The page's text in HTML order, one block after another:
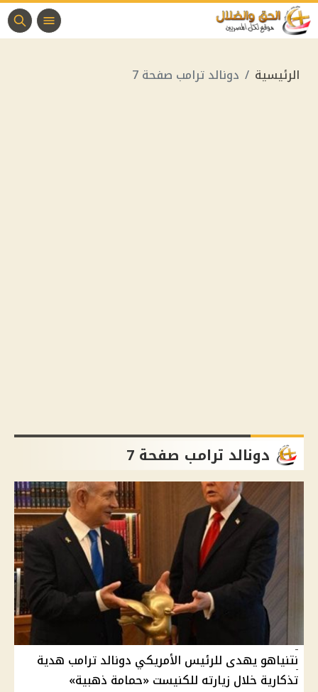
الرئيسية دونالد ترامب صفحة 7
دونالد ترامب صفحة 7
نتنياهو يهدى للرئيس الأمريكي دونالد ترامب هدية
تذكارية خلال زيارته للكنيست «حمامة ذهبية»